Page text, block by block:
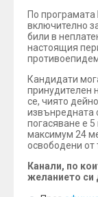
По
включително
били в
настоящия
Кандидати
принудителен
се, чиято
извънредната
погасяване е
максимум 24
освободени от
Канали, по
желанието си